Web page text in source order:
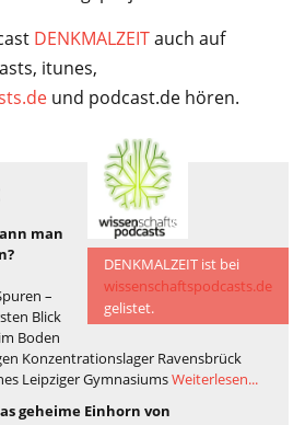
DENKMALZEITauch auf
itunes,
und podcast.de hören.
©
DENKMALZEIT ist bei
wissenschaftspodcasts.de
gelistet.
man
–
Blick
Boden
Konzentrationslager Ravensbrück
Leipziger GymnasiumsWeiterlesen...
geheime Einhorn von